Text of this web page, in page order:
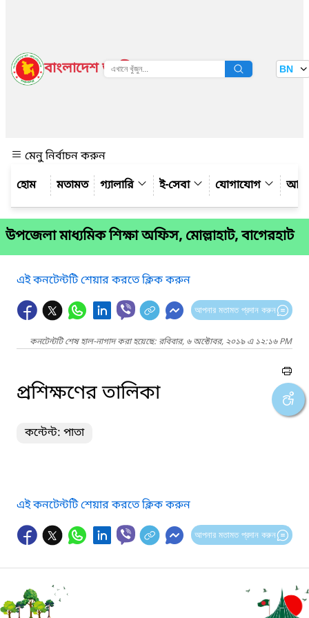
বাংলাদেশ জাতীয় তথ্য বাতায়ন BN
মেনু নির্বাচন করুন
মতামত
গ্যালারি ই-সেবা যোগাযোগ
উপজেলা মাধ্যমিক শিক্ষা অফিস, মোল্লাহাট, বাগেরহাট
এই কনটেন্টটি শেয়ার করতে ক্লিক করুন
আপনার মতামত প্রদান করুন
কনটেন্টটি শেষ হাল-নাগাদ করা হয়েছে: রবিবার, ৬ অক্টোবর, ২০১৯ এ ১২:১৬ PM
প্রশিক্ষণের তালিকা
কন্টেন্ট: পাতা
এই কনটেন্টটি শেয়ার করতে ক্লিক করুন
আপনার মতামত প্রদান করুন